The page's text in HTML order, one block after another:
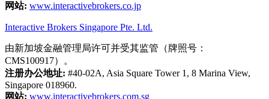
网站: www.interactivebrokers.co.jp
Interactive Brokers Singapore Pte. Ltd.
由新加坡金融管理局许可并受其监管（牌照号：
CMS100917）。
注册办公地址: #40-02A, Asia Square Tower 1, 8 Marina View,
Singapore 018960.
网站: www.interactivebrokers.com.sg